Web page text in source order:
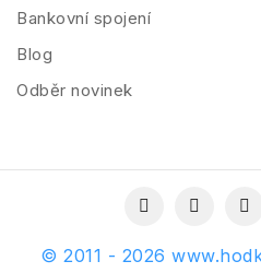
Bankovní spojení
Blog
Odběr novinek
© 2011 - 2026